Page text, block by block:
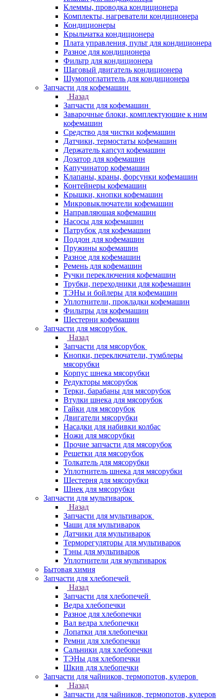
Клеммы, проводка кондиционера
Комплекты, нагреватели кондиционера
Кондиционеры
Крыльчатка кондиционера
Плата управления, пульт для кондиционера
Разное для кондиционера
Фильтр для кондиционера
Шаговый двигатель кондиционера
Шумопоглатитель для кондиционера
Запчасти для кофемашин
Назад
Запчасти для кофемашин
Заварочные блоки, комплектующие к ним
кофемашин
Средство для чистки кофемашин
Датчики, термостаты кофемашин
Держатель капсул кофемашин
Дозатор для кофемашин
Капучинатор кофемашин
Клапаны, краны, форсунки кофемашин
Контейнеры кофемашин
Крышки, кнопки кофемашин
Микровыключатели кофемашин
Направляющая кофемашин
Насосы для кофемашин
Патрубок для кофемашин
Поддон для кофемашин
Пружины кофемашин
Разное для кофемашин
Ремень для кофемашин
Ручки переключения кофемашин
Трубки, переходники для кофемашин
ТЭНы и бойлеры для кофемашин
Уплотнители, прокладки кофемашин
Фильтры для кофемашин
Шестерни кофемашин
Запчасти для мясорубок
Назад
Запчасти для мясорубок
Кнопки, переключатели, тумблеры
мясорубки
Корпус шнека мясорубки
Редукторы мясорубок
Терки, барабаны для мясорубок
Втулки шнека для мясорубок
Гайки для мясорубок
Двигатели мясорубки
Насадки для набивки колбас
Ножи для мясорубки
Прочие запчасти для мясорубок
Решетки для мясорубок
Толкатель для мясорубки
Уплотнитель шнека для мясорубки
Шестерня для мясорубки
Шнек для мясорубки
Запчасти для мультиварок
Назад
Запчасти для мультиварок
Чаши для мультиварок
Датчики для мультиварок
Терморегуляторы для мультиварок
Тэны для мультиварок
Уплотнители для мультиварок
Бытовая химия
Запчасти для хлебопечей
Назад
Запчасти для хлебопечей
Ведра хлебопечки
Разное для хлебопечки
Вал ведра хлебопечки
Лопатки для хлебопечки
Ремни для хлебопечки
Сальники для хлебопечки
ТЭНы для хлебопечки
Шкив для хлебопечки
Запчасти для чайников, термопотов, кулеров
Назад
Запчасти для чайников, термопотов, кулеров